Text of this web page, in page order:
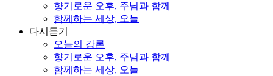
향기로운 오후, 주님과 함께
함께하는 세상, 오늘
다시듣기
오늘의 강론
향기로운 오후, 주님과 함께
함께하는 세상, 오늘